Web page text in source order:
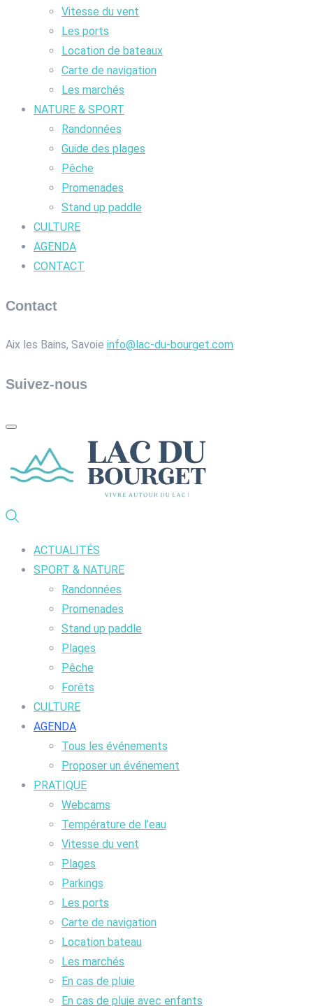
Vitesse du vent
Les ports
Location de bateaux
Carte de navigation
Les marchés
NATURE & SPORT
Randonnées
Guide des plages
Pêche
Promenades
Stand up paddle
CULTURE
AGENDA
CONTACT
Contact
Aix les Bains, Savoie info@lac-du-bourget.com
Suivez-nous
ACTUALITÉS
SPORT & NATURE
Randonnées
Promenades
Stand up paddle
Plages
Pêche
Forêts
CULTURE
AGENDA
Tous les événements
Proposer un événement
PRATIQUE
Webcams
Température de l’eau
Vitesse du vent
Plages
Parkings
Les ports
Carte de navigation
Location bateau
Les marchés
En cas de pluie
En cas de pluie avec enfants